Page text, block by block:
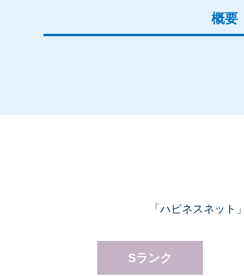
概要
「ハピネスネット
Sランク